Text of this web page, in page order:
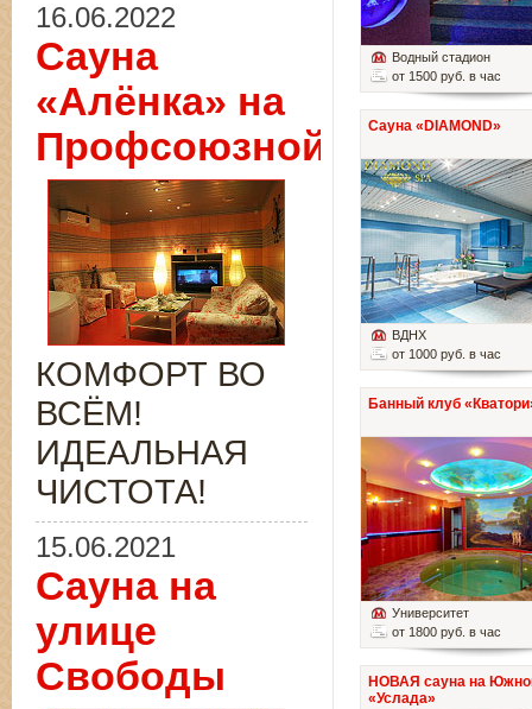
Водный стадион
от 1500 руб. в час
Сауна «DIAMOND»
ВДНХ
от 1000 руб. в час
Банный клуб
Университет
от 1800 руб. в час
НОВАЯ сауна на
«Услада»
16.06.2022
Сауна
«Алёнка» на
Профсоюзной
КОМФОРТ ВО
ВСЁМ!
ИДЕАЛЬНАЯ
ЧИСТОТА!
15.06.2021
Сауна на
улице
Свободы